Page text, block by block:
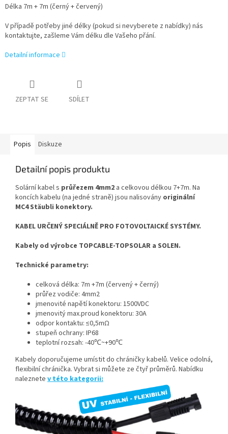
Délka 7m + 7m (černý + červený)
V případě potřeby jiné délky (pokud si nevyberete z nabídky) nás
kontaktujte, zašleme Vám délku dle Vašeho přání.
Detailní informace
ZEPTAT SE SDÍLET
Popis Diskuze
Detailní popis produktu
Solární kabel s průřezem 4mm2 a celkovou délkou 7+7m. Na
koncích kabelu (na jedné straně) jsou nalisovány originální
MC4 Stäubli konektory.
KABEL URČENÝ SPECIÁLNĚ PRO FOTOVOLTAICKÉ SYSTÉMY.
Kabely od výrobce TOPCABLE-TOPSOLAR a SOLEN.
Technické parametry:
celková délka: 7m +7m (červený + černý)
průřez vodiče: 4mm2
jmenovité napětí konektoru: 1500VDC
jmenovitý max.proud konektoru: 30A
odpor kontaktu: ≤0,5mΩ
stupeň ochrany: IP68
teplotní rozsah: -40℃~+90℃
Kabely doporučujeme umístit do chráničky kabelů. Velice odolná,
flexibilní chránička. Vybrat si můžete ze čtyř průměrů. Nabídku
naleznete v této kategorii: